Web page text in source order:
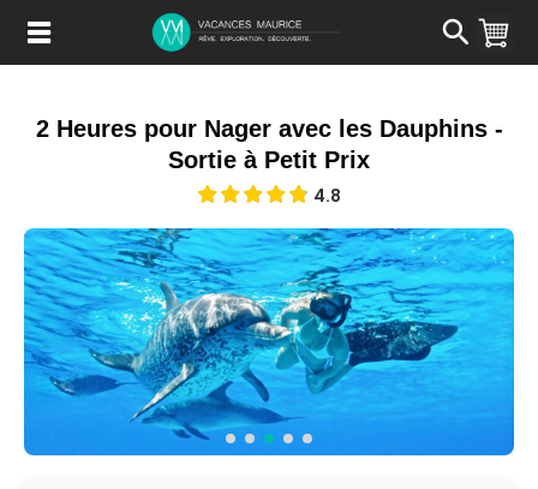
Contenu
2 Heures pour Nager avec les Dauphins -
Sortie à Petit Prix
4.8